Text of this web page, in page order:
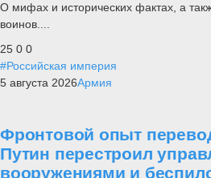
О мифах и исторических фактах, а
воинов....
25 0 0
#Российская империя
5 августа 2026Армия
Фронтовой опыт
Путин перестроил
вооружениями и